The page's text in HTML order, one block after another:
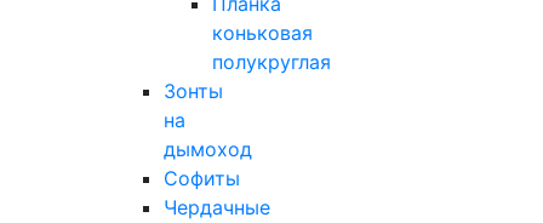
коньковая
полукруглая
Зонты
на
дымоход
Софиты
Чердачные